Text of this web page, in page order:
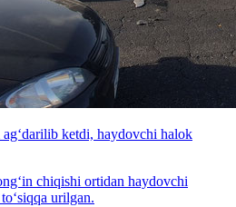
ag‘darilib ketdi, haydovchi halok
chiqishi ortidan haydovchi
urilgan.